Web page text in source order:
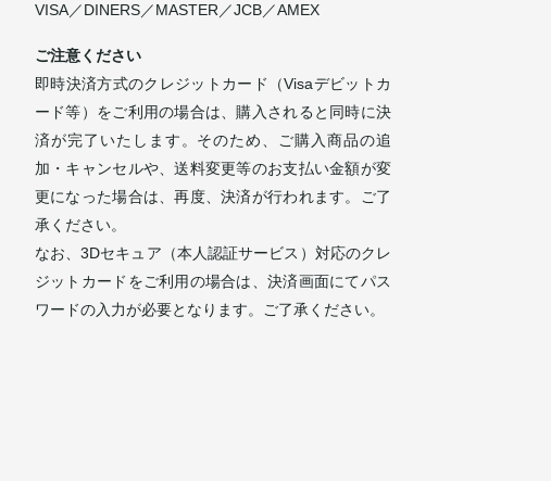
VISA／DINERS／MASTER／JCB／AMEX
ご注意ください
即時決済方式のクレジットカード（Visaデビットカ
ード等）をご利用の場合は、購入されると同時に決
済が完了いたします。そのため、ご購入商品の追
加・キャンセルや、送料変更等のお支払い金額が変
更になった場合は、再度、決済が行われます。ご了
承ください。
なお、3Dセキュア（本人認証サービス）対応のクレ
ジットカードをご利用の場合は、決済画面にてパス
ワードの入力が必要となります。ご了承ください。